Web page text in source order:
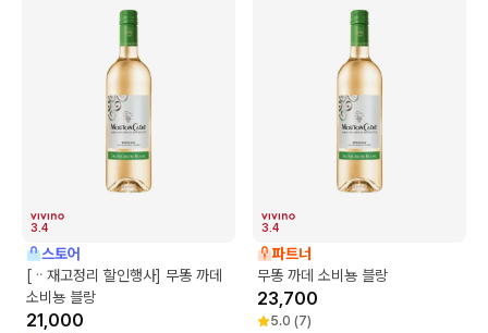
3.4
스토어
[ᆢ재고정리 할인행사] 무똥 까데
소비뇽 블랑
21,000
3.4
파트너
무똥 까데 소비뇽 블랑
23,700
5.0 (7)